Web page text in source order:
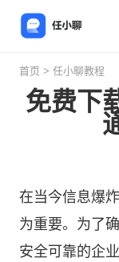
首页 > 任小聊教程
免费下
在当今信息爆
为重要。为了
安全可靠的企